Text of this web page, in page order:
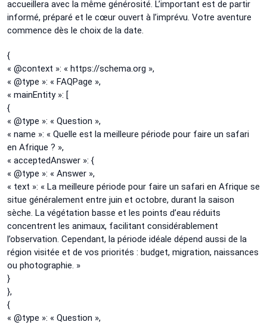
accueillera avec la même générosité. L’important est de partir
informé, préparé et le cœur ouvert à l’imprévu. Votre aventure
commence dès le choix de la date.
{
« @context »: « https://schema.org »,
« @type »: « FAQPage »,
« mainEntity »: [
{
« @type »: « Question »,
« name »: « Quelle est la meilleure période pour faire un safari
en Afrique ? »,
« acceptedAnswer »: {
« @type »: « Answer »,
« text »: « La meilleure période pour faire un safari en Afrique se
situe généralement entre juin et octobre, durant la saison
sèche. La végétation basse et les points d’eau réduits
concentrent les animaux, facilitant considérablement
l’observation. Cependant, la période idéale dépend aussi de la
région visitée et de vos priorités : budget, migration, naissances
ou photographie. »
}
},
{
« @type »: « Question »,